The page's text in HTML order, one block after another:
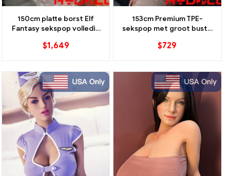
150cm platte borst Elf
Fantasy sekspop volledig
$1,649
153cm Premium TPE-
sekspop met groot buste
$729